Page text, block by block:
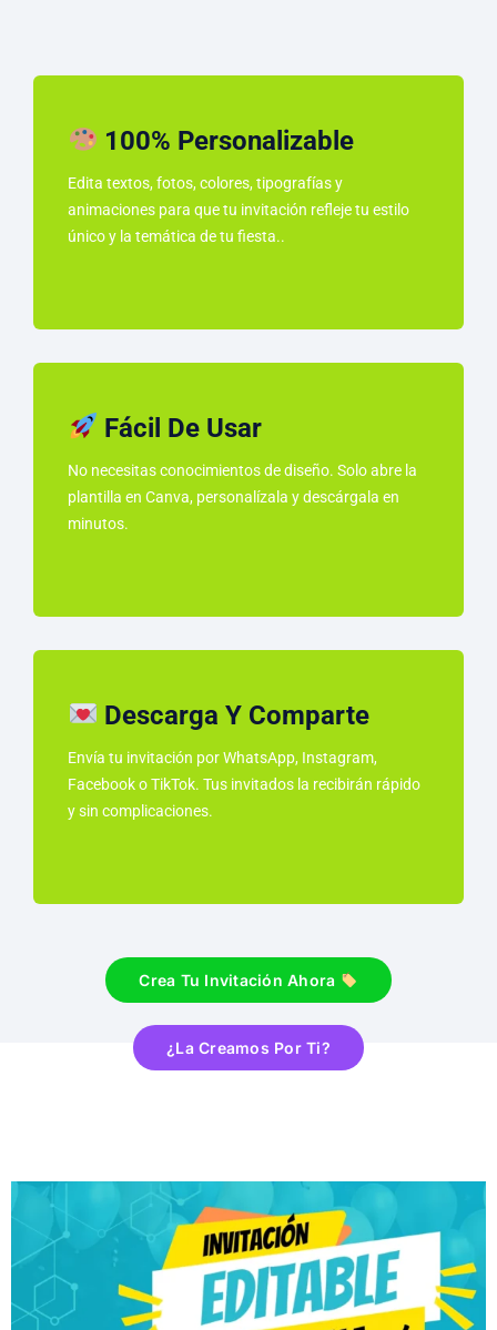
100% Personalizable
Edita textos, fotos, colores, tipografías y
animaciones para que tu invitación refleje tu estilo
único y la temática de tu fiesta..
Fácil De Usar
No necesitas conocimientos de diseño. Solo abre la
plantilla en Canva, personalízala y descárgala en
minutos.
Descarga Y Comparte
Envía tu invitación por WhatsApp, Instagram,
Facebook o TikTok. Tus invitados la recibirán rápido
y sin complicaciones.
Crea Tu Invitación Ahora
¿La Creamos Por Ti?